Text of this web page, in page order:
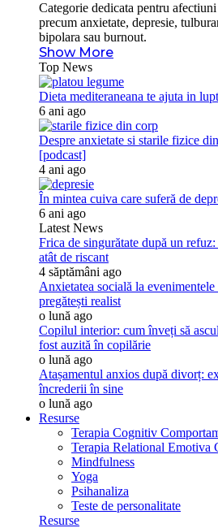
Categorie dedicata pentru
precum anxietate, depresie,
bipolara sau burnout.
Show More
Top News
Dieta mediteraneana te ajuta in
6 ani ago
Despre anxietate si starile fizice
[podcast]
4 ani ago
În mintea cuiva care suferă de
6 ani ago
Latest News
Frica de singurătate după un
atât de riscant
4 săptămâni ago
Anxietatea socială la
pregătești realist
o lună ago
Copilul interior: cum înveți să
fost auzită în copilărie
o lună ago
Atașamentul anxios după divorț:
încrederii în sine
o lună ago
Resurse
Terapia Cognitiv
Terapia Relational Emotiva
Mindfulness
Yoga
Psihanaliza
Teste de personalitate
Resurse